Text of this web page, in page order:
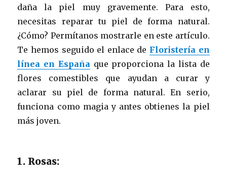
daña la piel muy gravemente. Para esto,
necesitas reparar tu piel de forma natural.
¿Cómo? Permítanos mostrarle en este artículo.
Te hemos seguido el enlace de Floristería en
línea en España que proporciona la lista de
flores comestibles que ayudan a curar y
aclarar su piel de forma natural. En serio,
funciona como magia y antes obtienes la piel
más joven.
1. Rosas: